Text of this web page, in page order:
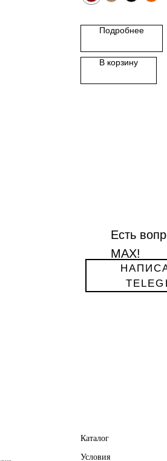
Подробнее
В корзину
Есть
МАХ!
Каталог
Условия